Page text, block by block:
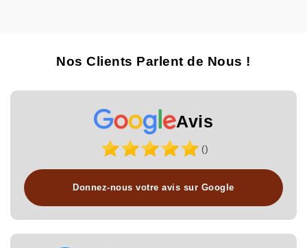
Nos Clients Parlent de Nous !
Avis
()
Donnez-nous votre avis sur Google